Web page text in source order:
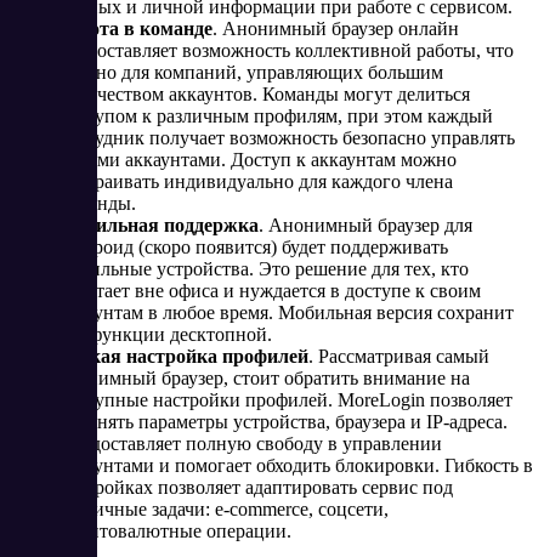
данных и личной информации при работе с сервисом.
Работа в команде. Анонимный браузер онлайн
предоставляет возможность коллективной работы, что
удобно для компаний, управляющих большим
количеством аккаунтов. Команды могут делиться
доступом к различным профилям, при этом каждый
сотрудник получает возможность безопасно управлять
своими аккаунтами. Доступ к аккаунтам можно
настраивать индивидуально для каждого члена
команды.
Мобильная поддержка. Анонимный браузер для
Андроид (скоро появится) будет поддерживать
мобильные устройства. Это решение для тех, кто
работает вне офиса и нуждается в доступе к своим
аккаунтам в любое время. Мобильная версия сохранит
все функции десктопной.
Гибкая настройка профилей. Рассматривая самый
анонимный браузер, стоит обратить внимание на
доступные настройки профилей. MoreLogin позволяет
изменять параметры устройства, браузера и IP-адреса.
Предоставляет полную свободу в управлении
аккаунтами и помогает обходить блокировки. Гибкость в
настройках позволяет адаптировать сервис под
различные задачи: e-commerce, соцсети,
криптовалютные операции.